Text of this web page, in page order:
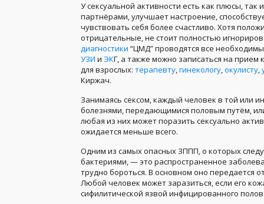
У сексуальной активности есть как плюсы,
партнёрами, улучшает настроение,
чувствовать себя более счастливо. Хотя
отрицательные, не стоит полностью
диагностики “ЦМД” проводятся все
УЗИ и ЭКГ, а также можно записаться на прием
для взрослых: терапевту,гинекологу,окулисту,
Киржач.
Занимаясь сексом, каждый человек в той или
болезнями, передающимися половым путём,
любая из них может поразить сексуально
ожидается меньше всего.
Одним из самых опасных ЗППП, о которых
бактериями, — это распространенное
трудно бороться. В основном оно передается
Любой человек может заразиться, если его
сифилитической язвой инфицированного